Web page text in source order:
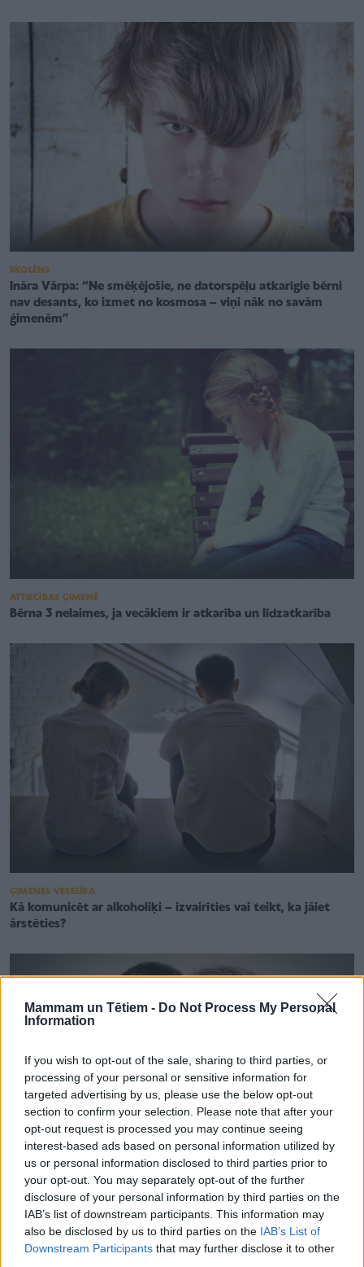
Mammam un Tētiem - Do Not Process My Personal
Information
If you wish to opt-out of the sale, sharing to third parties, or
processing of your personal or sensitive information for
targeted advertising by us, please use the below opt-out
section to confirm your selection. Please note that after your
opt-out request is processed you may continue seeing
interest-based ads based on personal information utilized by
us or personal information disclosed to third parties prior to
your opt-out. You may separately opt-out of the further
disclosure of your personal information by third parties on the
IAB’s list of downstream participants. This information may
also be disclosed by us to third parties on the IAB’s List of
Downstream Participants that may further disclose it to other
SKOLĒNS
Ināra Vārpa: “Ne smēķējošie, ne datorspēļu atkarīgie bērni
nav desants, ko izmet no kosmosa – viņi nāk no savām
ģimenēm”
ATTIECĪBAS ĢIMENĒ
Bērna 3 nelaimes, ja vecākiem ir atkarība un līdzatkarība
ĢIMENES VESELĪBA
Kā komunicēt ar alkoholiķi – izvairīties vai teikt, ka jāiet
ārstēties?
ĢIMENES VESELĪBA
Atkarība un līdzatkarība